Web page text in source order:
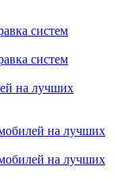
систем
систем
на лучших
на лучших
на лучших